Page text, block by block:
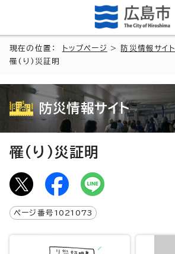
現在の位置： トップページ > 防災情報サイト
罹(り)災証明
防災情報サイト
罹(り)災証明
ページ番号 1021073